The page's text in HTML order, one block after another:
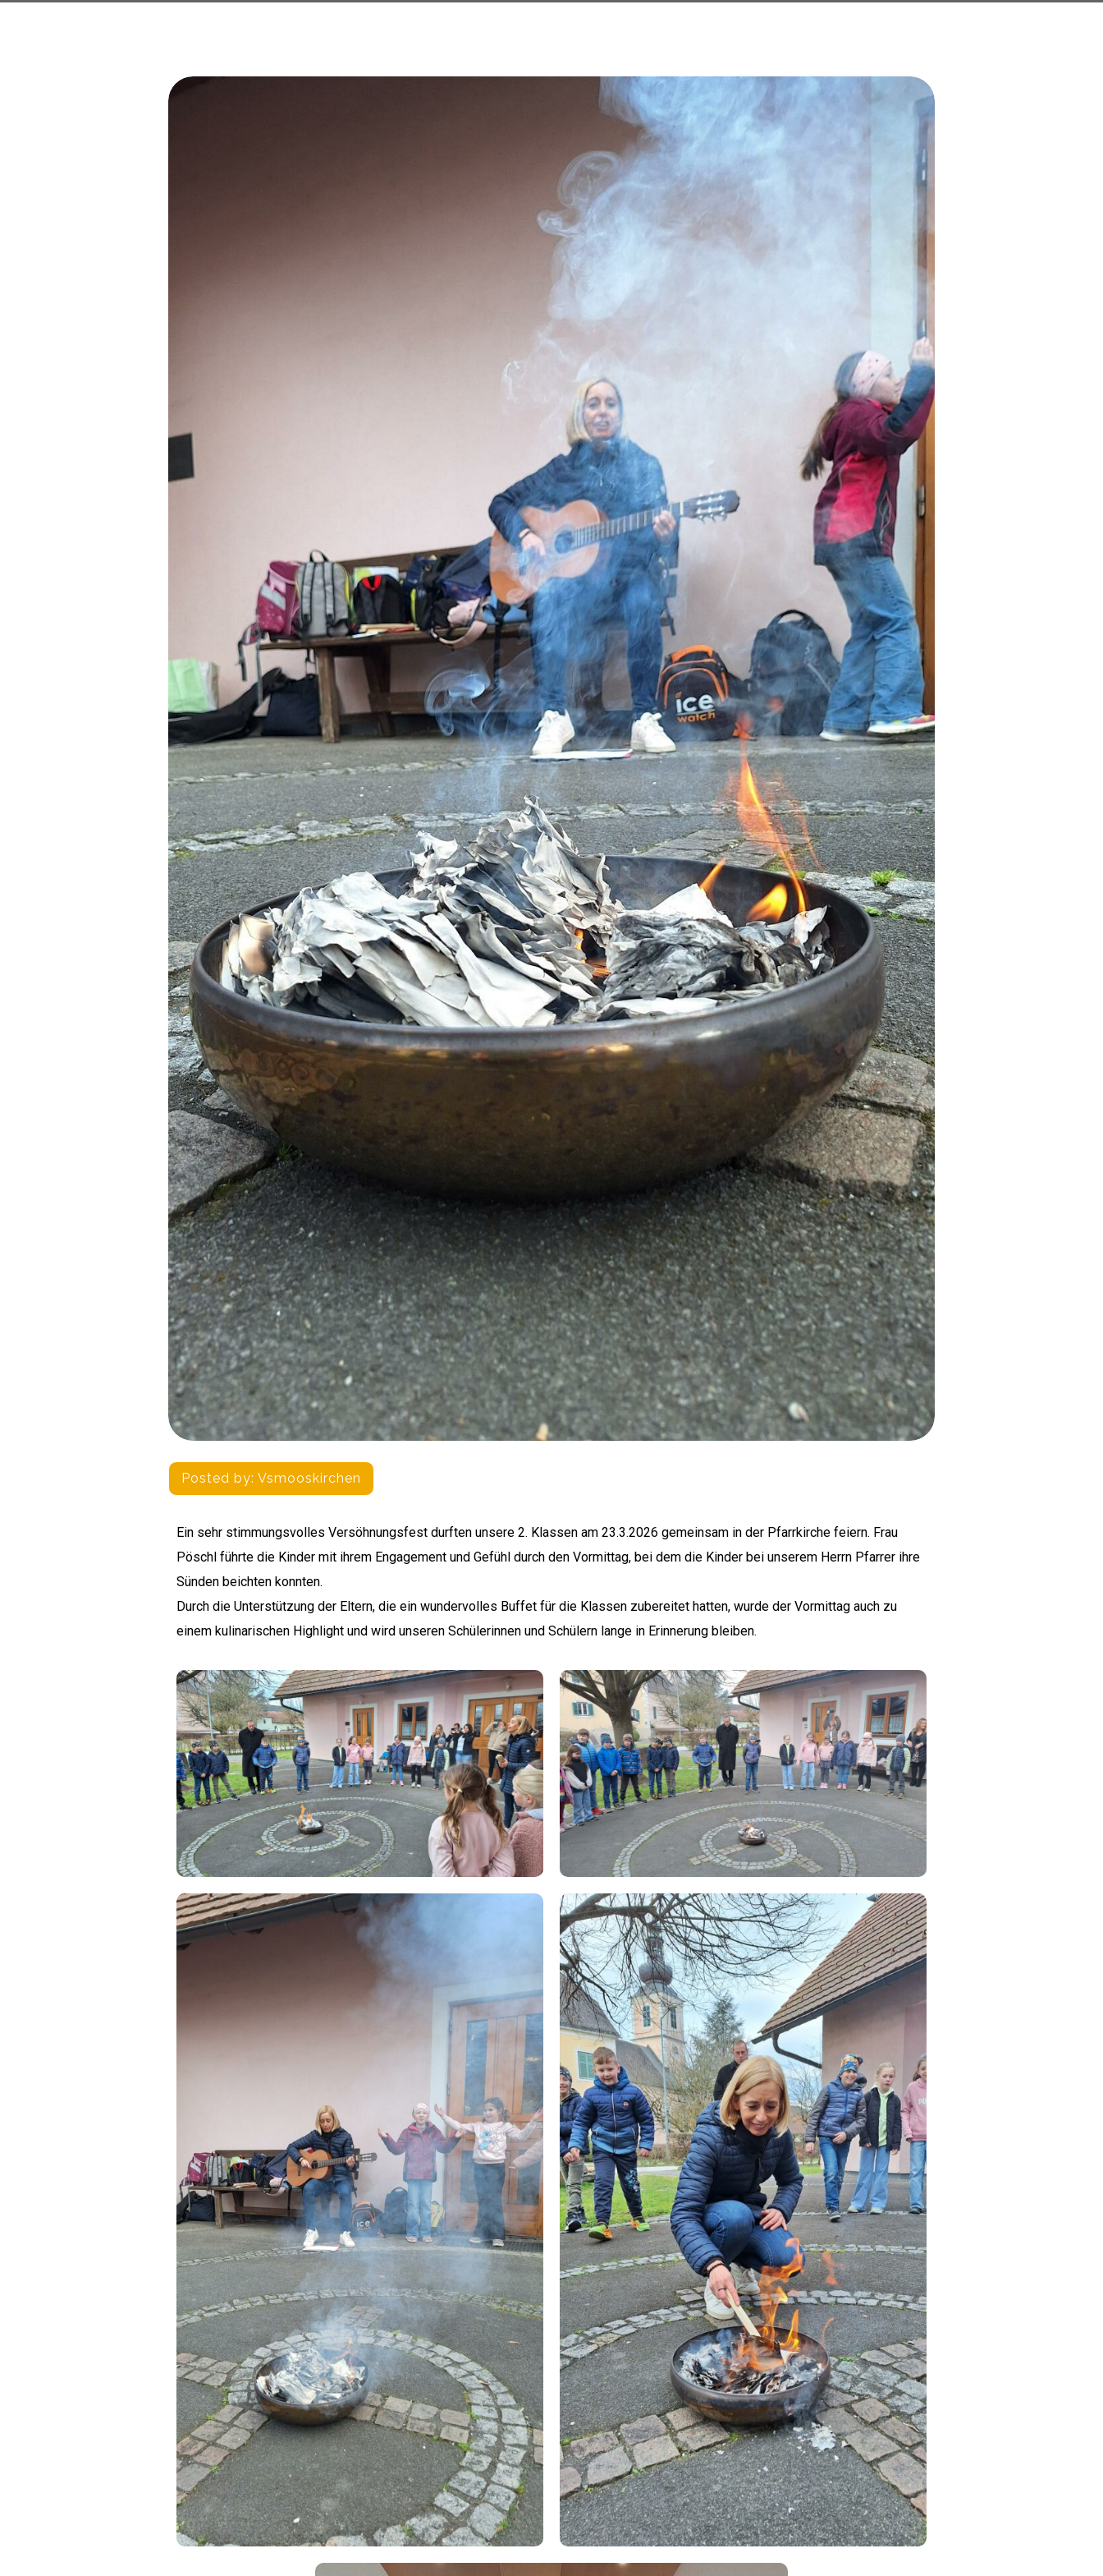
Posted by: Vsmooskirchen
Ein sehr stimmungsvolles Versöhnungsfest durften unsere 2. Klassen am 23.3.2026 gemeinsam in der Pfarrkirche feiern. Frau
Pöschl führte die Kinder mit ihrem Engagement und Gefühl durch den Vormittag, bei dem die Kinder bei unserem Herrn Pfarrer ihre
Sünden beichten konnten.
Durch die Unterstützung der Eltern, die ein wundervolles Buffet für die Klassen zubereitet hatten, wurde der Vormittag auch zu
einem kulinarischen Highlight und wird unseren Schülerinnen und Schülern lange in Erinnerung bleiben.